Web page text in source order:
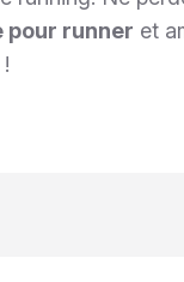
pour runner et